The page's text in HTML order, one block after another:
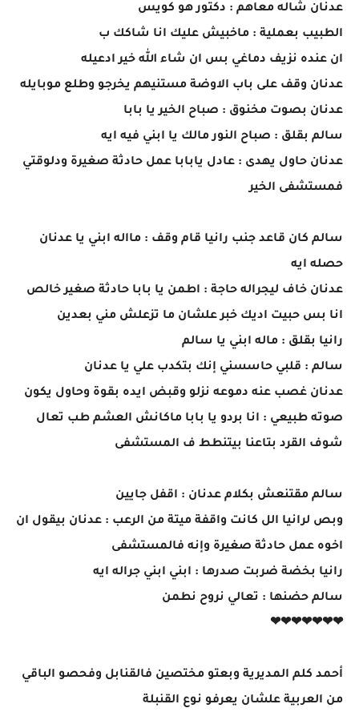
عدنان شاله معاهم : دكتور هو كويس
الطبيب بعملية : ماخبيش عليك انا شاكك ب
ان عنده نزيف دماغي بس ان شاء الله خير ادعيله
عدنان وقف على باب الاوضة مستنيهم يخرجو وطلع موبايله
عدنان بصوت مخنوق : صباح الخير يا بابا
سالم بقلق : صباح النور مالك يا ابني فيه ايه
عدنان حاول يهدى : عادل يابابا عمل حادثة صغيرة ودلوقتي
فمستشفى الخير
سالم كان قاعد جنب رانيا قام وقف : مااله ابني يا عدنان
حصله ايه
عدنان خاف ليجراله حاجة : اطمن يا بابا حادثة صغير خالص
انا بس حبيت اديك خبر علشان ما تزعلش مني بعدين
رانيا بقلق : ماله ابني يا سالم
سالم : قلبي حاسسني إنك بتكدب علي يا عدنان
عدنان غصب عنه دموعه نزلو وقبض ايده بقوة وحاول يكون
صوته طبيعي : انا بردو يا بابا ماكانش العشم طب تعال
شوف القرد بتاعنا بيتنطط ف المستشفى
سالم مقتنعش بكلام عدنان : اقفل جايين
وبص لرانيا الل كانت واقفة ميتة من الرعب : عدنان بيقول ان
اخوه عمل حادثة صغيرة وإنه فالمستشفى
رانيا بخضة ضربت صدرها : ابني ابني جراله ايه
سالم حضنها : تعالي نروح نطمن
❤❤❤❤❤❤❤
أحمد كلم المديرية وبعتو مختصين فالقنابل وفحصو الباقي
من العربية علشان يعرفو نوع القنبلة